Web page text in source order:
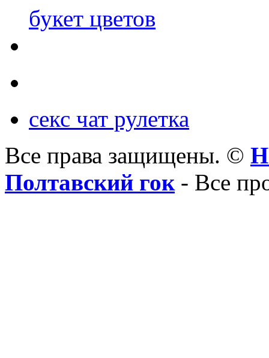
букет цветов
секс чат рулетка
Все права защищены. ©
Полтавский гок- Все